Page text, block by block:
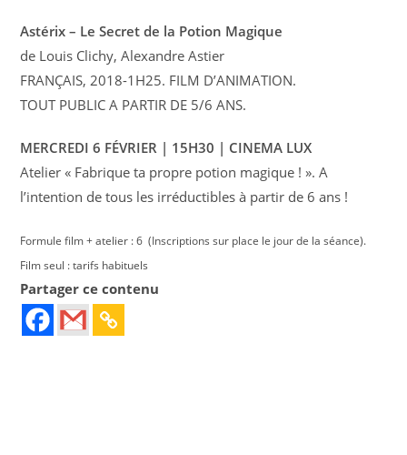
Astérix – Le Secret de la Potion Magique
de Louis Clichy, Alexandre Astier
FRANÇAIS, 2018-1H25. FILM D’ANIMATION.
TOUT PUBLIC A PARTIR DE 5/6 ANS.
MERCREDI 6 FÉVRIER | 15H30 | CINEMA LUX
Atelier « Fabrique ta propre potion magique ! ». A
l’intention de tous les irréductibles à partir de 6 ans !
Formule film + atelier : 6  (Inscriptions sur place le jour de la séance).
Film seul : tarifs habituels
Partager ce contenu